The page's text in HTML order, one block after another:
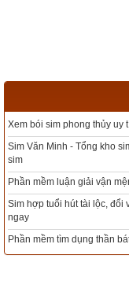
triệu
Tổng kho sim phong
Mua sim Thần tài,
Tổng Kho Sim Năm